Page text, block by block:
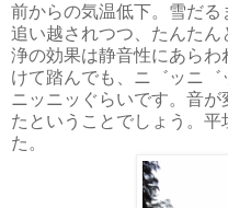
前からの気温低下。雪だ
追い越されつつ、たんた
浄の効果は静音性にあら
けて踏んでも、ニ゛ッニ
ニッニッぐらいです。音
たということでしょう。
た。